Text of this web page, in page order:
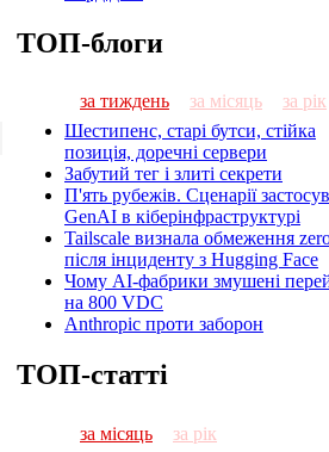
ТОП-блоги
за тиждень за місяць
за рік
Шестипенс, старі бутси, стійка
позиція, доречні сервери
Забутий тег і злиті секрети
П'ять рубежів. Сценарії
GenAI в кіберінфраструктурі
Tailscale визнала обмеження
після інциденту з Hugging Face
Чому AI-фабрики змушені
на 800 VDC
Anthropic проти заборон
ТОП-статті
за місяць
за рік